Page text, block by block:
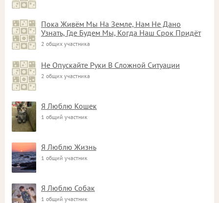
Пока Живём Мы На Земле, Нам Не Дано
Узнать, Где Будем Мы, Когда Наш Срок Придёт
2 общих участника
Не Опускайте Руки В Сложной Ситуации
2 общих участника
Я Люблю Кошек
1 общий участник
Я Люблю Жизнь
1 общий участник
Я Люблю Собак
1 общий участник